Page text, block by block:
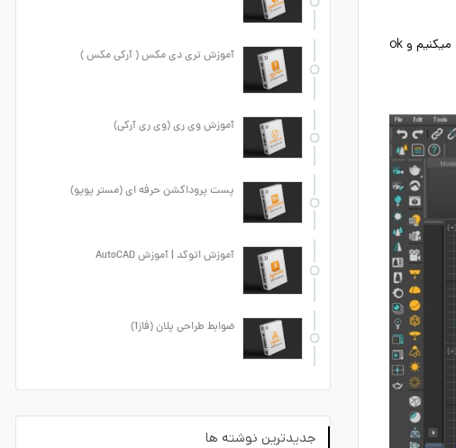
سپس وارد سربرگ files میشویم و در قسمت auto backup تیک enable را فعال میکنیم و تعداد فایل بک آپ و زمان هر بک آپ را انتخاب میکنیم و ok
آموزش تری دی مکس ( آرکی مکس )
آموزش وی ری (وی ری آرکی)
پست پروداکشن حرفه ای (مستر پوپو)
آموزش اتوکد | آموزش AutoCAD
ضوابط طراحی پلان (فاز1)
جدیدترین نوشته ها